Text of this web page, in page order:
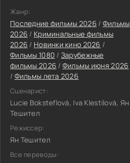
Жанр:
Последние фильмы 2026 / Фильмы
2026 / Криминальные фильмы
2026 / Новинки кино 2026 /
Фильмы 1080 / Зарубежные
фильмы 2026 / Фильмы июня 2026
/ Фильмы лета 2026
Сценарист:
Lucie Boksteflová, Iva Klestilová, Ян
Тешител
Режиссер:
Ян Тешител
Все переводы: